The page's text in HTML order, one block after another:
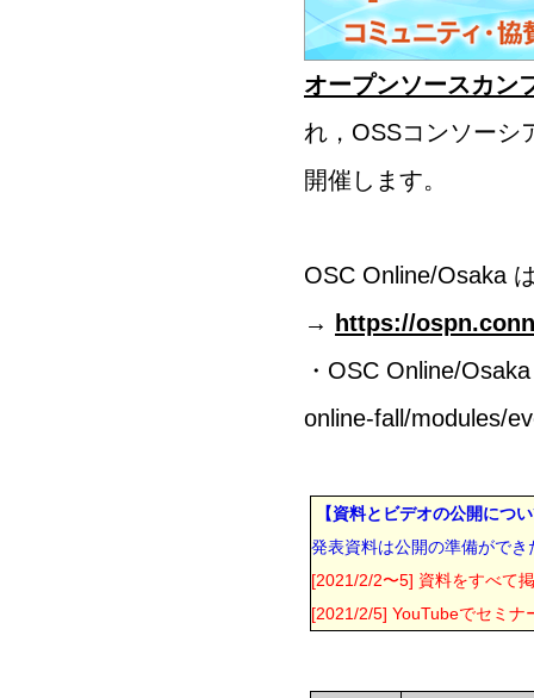
オープンソースカン
れ， OSSコンソーシ
開催します。
OSC Online/Osaka
→
https://
・OSC Online/
online-fall/modules/
【資料とビデオの公開につ
発表資料は公開の準備がで
[2021/2/2〜5] 資料をすべて
[2021/2/5] YouTubeでセミナ